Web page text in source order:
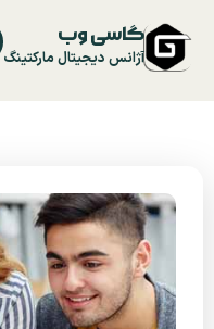
گاسی وب
آژانس دیجیتال مارکتینگ